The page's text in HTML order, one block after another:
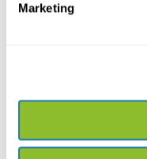
Marketing
Live
Chat